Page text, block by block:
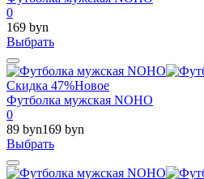
0
169 byn
Выбрать
Скидка 47%Новое
Футболка мужская NOHO
0
89 byn169 byn
Выбрать